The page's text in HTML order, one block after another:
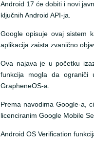
Android 17 će dobiti i novi
ključnih Android API-ja.
Google opisuje ovaj sistem
aplikacija zaista zvanično
Ova najava je u početku
funkcija mogla da ograniči
GrapheneOS-a.
Prema navodima Google-a,
licenciranim Google Mobile
Android OS Verification